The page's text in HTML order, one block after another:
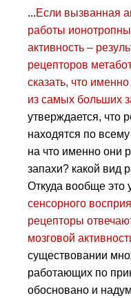
...Если вызванная
работы
активность –
рецепторов
сказать, что
из самых больших
утверждается, что
находятся по всему
на что именно они
запахи? какой вид
Откуда вообще это
сенсорного
рецепторы
мозговой
существовании
работающих по
обосновано и